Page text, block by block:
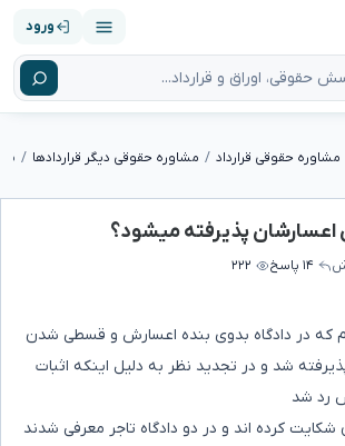
ورود
مشاوره حقوقی قرارداد مشاوره حقوقی دیگر قراردادها
اعسارشان پذیرفته میشود؟
۱۴ پاسخ ۲۲۲
که در دادگاه بدوی بنده اعسارش و قسطی شدن
شد و در تجدید نظر به دلیل اینکه اثبات
رد شد
شکایت کرده اند و در دو دادگاه تاجر معرفی شدند